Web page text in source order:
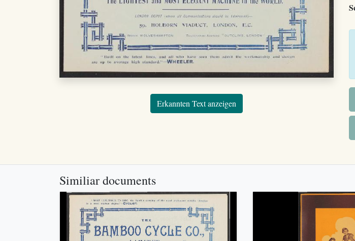
Erkannten Text anzeigen
Similiar documents